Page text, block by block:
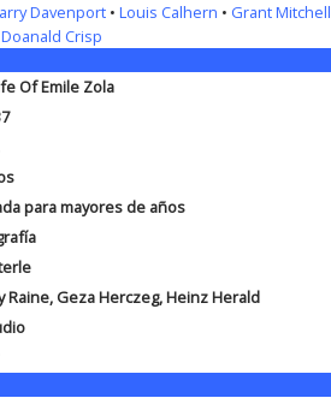
Davenport• Louis Calhern • Grant Mitchell
Doanald Crisp
Of Emile Zola
para mayores de años
Raine, Geza Herczeg, Heinz Herald